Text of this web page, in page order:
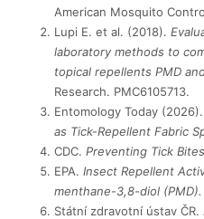
American Mosquito
Lupi E. et al. (2018).
laboratory methods to
topical repellents PMD
Research. PMC6105713.
Entomology Today (2026).
as Tick-Repellent Fabric
CDC. Preventing Tick
EPA. Insect Repellent
menthane-3,8-diol (PMD).
Státní zdravotní ústav ČR.